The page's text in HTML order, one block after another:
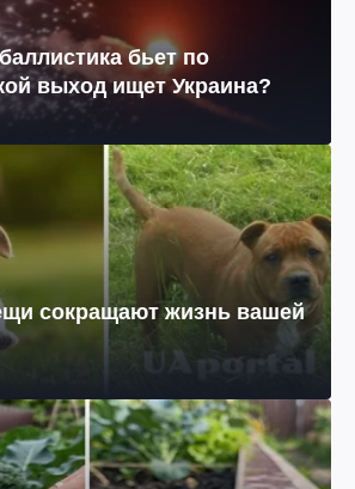
бьет по
выход ищет Украина?
сокращают жизнь вашей